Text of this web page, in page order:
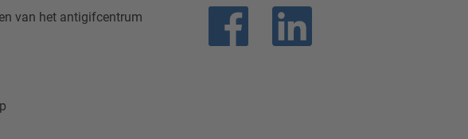
van het antigifcentrum